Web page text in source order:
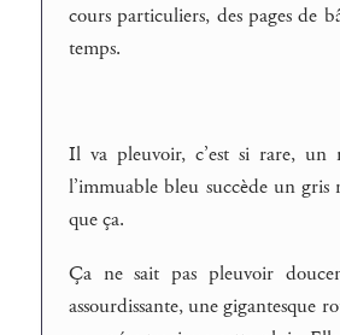
cours particuliers, des pages de
temps.
Il va pleuvoir, c’est si rare, un
l’immuable bleu succède un
que ça.
Ça ne sait pas pleuvoir
assourdissante, une gigantesque